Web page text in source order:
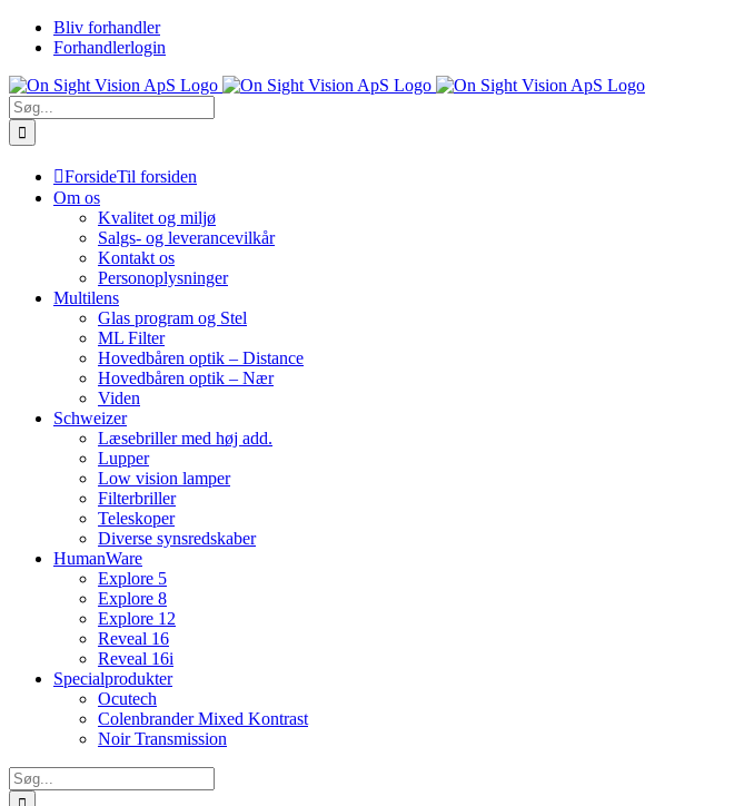
Skip
Bliv forhandler
Forhandlerlogin
Søg
efter:
ForsideTil forsiden
Om os
Kvalitet og miljø
Salgs- og leverancevilkår
Kontakt os
Personoplysninger
Multilens
Glas program og Stel
ML Filter
Hovedbåren optik – Distance
Hovedbåren optik – Nær
Viden
Schweizer
Læsebriller med høj add.
Lupper
Low vision lamper
Filterbriller
Teleskoper
Diverse synsredskaber
HumanWare
Explore 5
Explore 8
Explore 12
Reveal 16
Reveal 16i
Specialprodukter
Ocutech
Colenbrander Mixed Kontrast
Noir Transmission
Søg
efter: